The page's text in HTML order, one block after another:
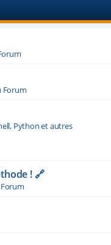
Forum
Python et autres
! 🔗